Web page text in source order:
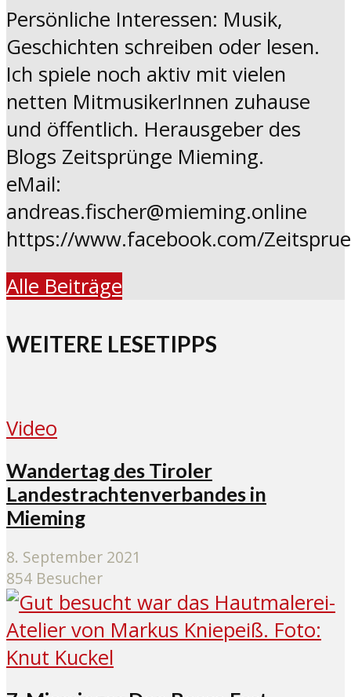
Persönliche Interessen: Musik,
Geschichten schreiben oder lesen.
Ich spiele noch aktiv mit vielen
netten MitmusikerInnen zuhause
und öffentlich. Herausgeber des
Blogs Zeitsprünge Mieming.
eMail:
andreas.fischer@mieming.online
https://www.facebook.com/
Alle Beiträge
WEITERE LESETIPPS
Video
Wandertag des Tiroler
Landestrachtenverbandes in
Mieming
8. September 2021
854 Besucher